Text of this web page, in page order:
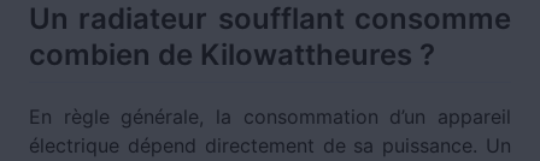
Un radiateur soufflant consomme
combien de Kilowattheures ?
En règle générale, la consommation d’un appareil
électrique dépend directement de sa puissance. Un